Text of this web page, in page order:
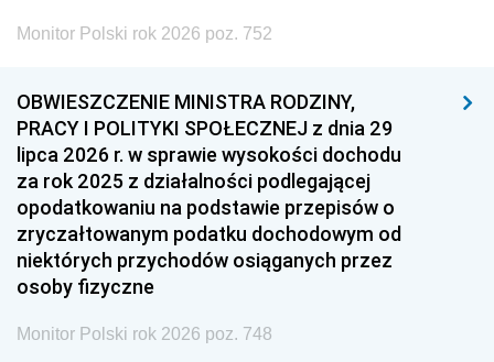
Monitor Polski rok 2026 poz. 752
OBWIESZCZENIE MINISTRA RODZINY,
PRACY I POLITYKI SPOŁECZNEJ z dnia 29
lipca 2026 r. w sprawie wysokości dochodu
za rok 2025 z działalności podlegającej
opodatkowaniu na podstawie przepisów o
zryczałtowanym podatku dochodowym od
niektórych przychodów osiąganych przez
osoby fizyczne
Monitor Polski rok 2026 poz. 748